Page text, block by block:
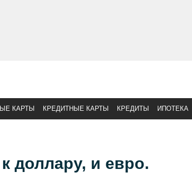
КАРТЫ КРЕДИТНЫЕ КАРТЫ КРЕДИТЫ ИПОТЕКА
доллару, и евро.